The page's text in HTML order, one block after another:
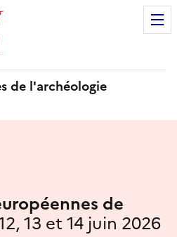
de l'archéologie
de
13 et 14 juin 2026